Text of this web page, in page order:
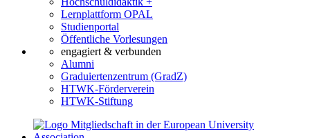
Lernplattform OPAL
Studienportal
Öffentliche Vorlesungen
engagiert & verbunden
Alumni
Graduiertenzentrum (GradZ)
HTWK-Förderverein
HTWK-Stiftung